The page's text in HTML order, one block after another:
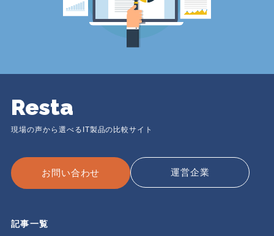
Resta
現場の声から選べるIT製品の比較サイト
お問い合わせ 運営企業
記事一覧